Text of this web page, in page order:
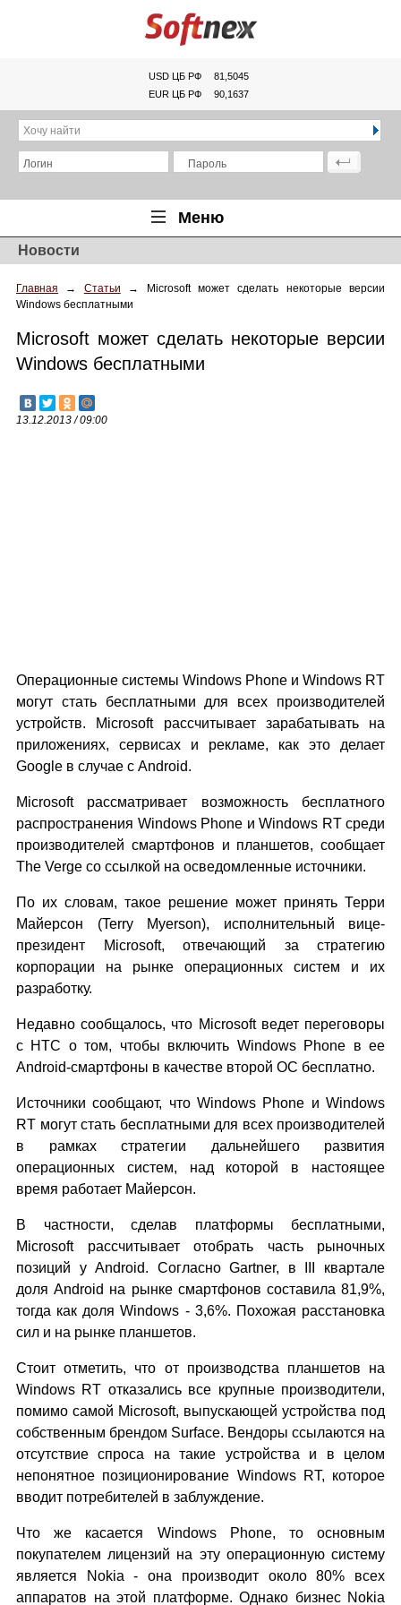
USD ЦБ РФ
81,5045
EUR ЦБ РФ
90,1637
Хочу найти
Логин Пароль
Меню
Главная
Обзоры
Новинки
Новости
Главная → Статьи →
Microsoft может сделать некоторые версии
Windows бесплатными
Microsoft может сделать некоторые версии
Windows бесплатными
13.12.2013 / 09:00
Операционные системы Windows Phone и Windows RT
могут стать бесплатными для всех производителей
устройств. Microsoft рассчитывает зарабатывать на
приложениях, сервисах и рекламе, как это делает
Google в случае с Android.
Microsoft рассматривает возможность бесплатного
распространения Windows Phone и Windows RT среди
производителей смартфонов и планшетов, сообщает
The Verge со ссылкой на осведомленные источники.
По их словам, такое решение может принять Терри
Майерсон (Terry Myerson), исполнительный вице-
президент Microsoft, отвечающий за стратегию
корпорации на рынке операционных систем и их
разработку.
Недавно сообщалось, что Microsoft ведет переговоры
с HTC о том, чтобы включить Windows Phone в ее
Android-смартфоны в качестве второй ОС бесплатно.
Источники сообщают, что Windows Phone и Windows
RT могут стать бесплатными для всех производителей
в рамках стратегии дальнейшего развития
операционных систем, над которой в настоящее
время работает Майерсон.
В частности, сделав платформы бесплатными,
Microsoft рассчитывает отобрать часть рыночных
позиций у Android. Согласно Gartner, в III квартале
доля Android на рынке смартфонов составила 81,9%,
тогда как доля Windows - 3,6%. Похожая расстановка
сил и на рынке планшетов.
Стоит отметить, что от производства планшетов на
Windows RT отказались все крупные производители,
помимо самой Microsoft, выпускающей устройства под
собственным брендом Surface. Вендоры ссылаются на
отсутствие спроса на такие устройства и в целом
непонятное позиционирование Windows RT, которое
вводит потребителей в заблуждение.
Что же касается Windows Phone, то основным
покупателем лицензий на эту операционную систему
является Nokia - она производит около 80% всех
аппаратов на этой платформе. Однако бизнес Nokia